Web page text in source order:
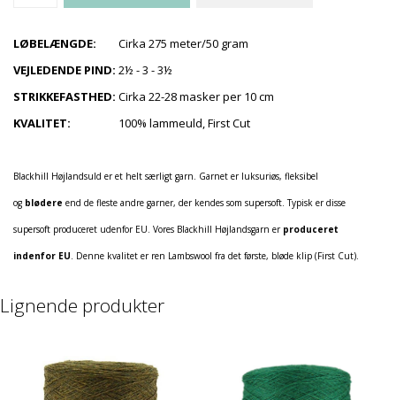
LØBELÆNGDE:
VEJLEDENDE PIND:
STRIKKEFASTHED:
KVALITET:
Cirka 275 meter/50 gram
2½ - 3 - 3½
Cirka 22-28 masker per 10 cm
100% lammeuld, First Cut
Blackhill Højlandsuld er et helt særligt garn. Garnet er luksuriøs, fleksibel
og blødere end de fleste andre garner, der kendes som supersoft. Typisk er disse
supersoft produceret udenfor EU. Vores Blackhill Højlandsgarn er produceret
indenfor EU. Denne kvalitet er ren Lambswool fra det første, bløde klip (First Cut).
Lignende produkter